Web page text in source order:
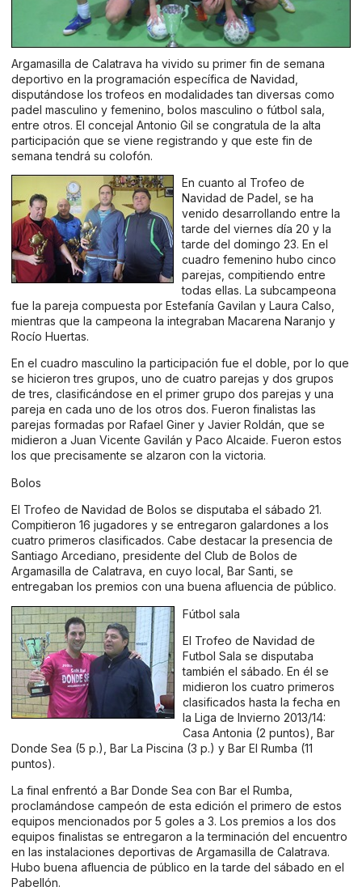
Argamasilla de Calatrava ha vivido su primer fin de semana
deportivo en la programación específica de Navidad,
disputándose los trofeos en modalidades tan diversas como
padel masculino y femenino, bolos masculino o fútbol sala,
entre otros. El concejal Antonio Gil se congratula de la alta
participación que se viene registrando y que este fin de
semana tendrá su colofón.
En cuanto al Trofeo de
Navidad de Padel, se ha
venido desarrollando entre la
tarde del viernes día 20 y la
tarde del domingo 23. En el
cuadro femenino hubo cinco
parejas, compitiendo entre
todas ellas. La subcampeona
fue la pareja compuesta por Estefanía Gavilan y Laura Calso,
mientras que la campeona la integraban Macarena Naranjo y
Rocío Huertas.
En el cuadro masculino la participación fue el doble, por lo que
se hicieron tres grupos, uno de cuatro parejas y dos grupos
de tres, clasificándose en el primer grupo dos parejas y una
pareja en cada uno de los otros dos. Fueron finalistas las
parejas formadas por Rafael Giner y Javier Roldán, que se
midieron a Juan Vicente Gavilán y Paco Alcaide. Fueron estos
los que precisamente se alzaron con la victoria.
Bolos
El Trofeo de Navidad de Bolos se disputaba el sábado 21.
Compitieron 16 jugadores y se entregaron galardones a los
cuatro primeros clasificados. Cabe destacar la presencia de
Santiago Arcediano, presidente del Club de Bolos de
Argamasilla de Calatrava, en cuyo local, Bar Santi, se
entregaban los premios con una buena afluencia de público.
Fútbol sala
El Trofeo de Navidad de
Futbol Sala se disputaba
también el sábado. En él se
midieron los cuatro primeros
clasificados hasta la fecha en
la Liga de Invierno 2013/14:
Casa Antonia (2 puntos), Bar
Donde Sea (5 p.), Bar La Piscina (3 p.) y Bar El Rumba (11
puntos).
La final enfrentó a Bar Donde Sea con Bar el Rumba,
proclamándose campeón de esta edición el primero de estos
equipos mencionados por 5 goles a 3. Los premios a los dos
equipos finalistas se entregaron a la terminación del encuentro
en las instalaciones deportivas de Argamasilla de Calatrava.
Hubo buena afluencia de público en la tarde del sábado en el
Pabellón.